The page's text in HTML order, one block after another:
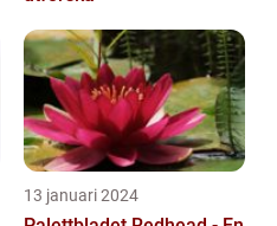
13 januari 2024